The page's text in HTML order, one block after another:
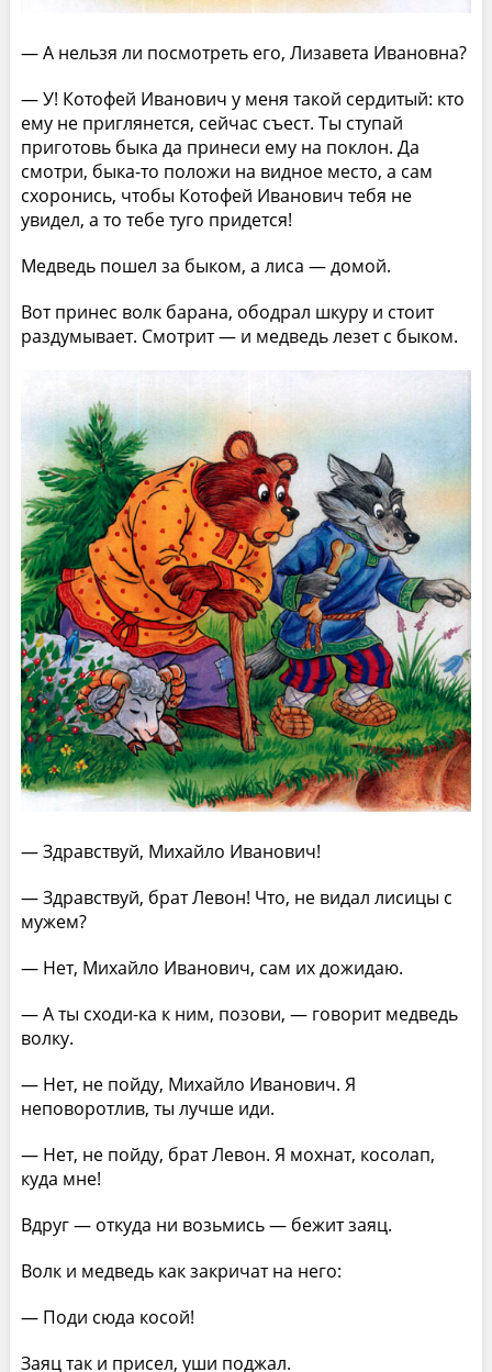
— А нельзя ли посмотреть его, Лизавета Ивановна?
— У! Котофей Иванович у меня такой сердитый: кто
ему не приглянется, сейчас съест. Ты ступай
приготовь быка да принеси ему на поклон. Да
смотри, быка-то положи на видное место, а сам
схоронись, чтобы Котофей Иванович тебя не
увидел, а то тебе туго придется!
Медведь пошел за быком, а лиса — домой.
Вот принес волк барана, ободрал шкуру и стоит
раздумывает. Смотрит — и медведь лезет с быком.
— Здравствуй, Михайло Иванович!
— Здравствуй, брат Левон! Что, не видал лисицы с
мужем?
— Нет, Михайло Иванович, сам их дожидаю.
— А ты сходи-ка к ним, позови, — говорит медведь
волку.
— Нет, не пойду, Михайло Иванович. Я
неповоротлив, ты лучше иди.
— Нет, не пойду, брат Левон. Я мохнат, косолап,
куда мне!
Вдруг — откуда ни возьмись — бежит заяц.
Волк и медведь как закричат на него:
— Поди сюда косой!
Заяц так и присел, уши поджал.